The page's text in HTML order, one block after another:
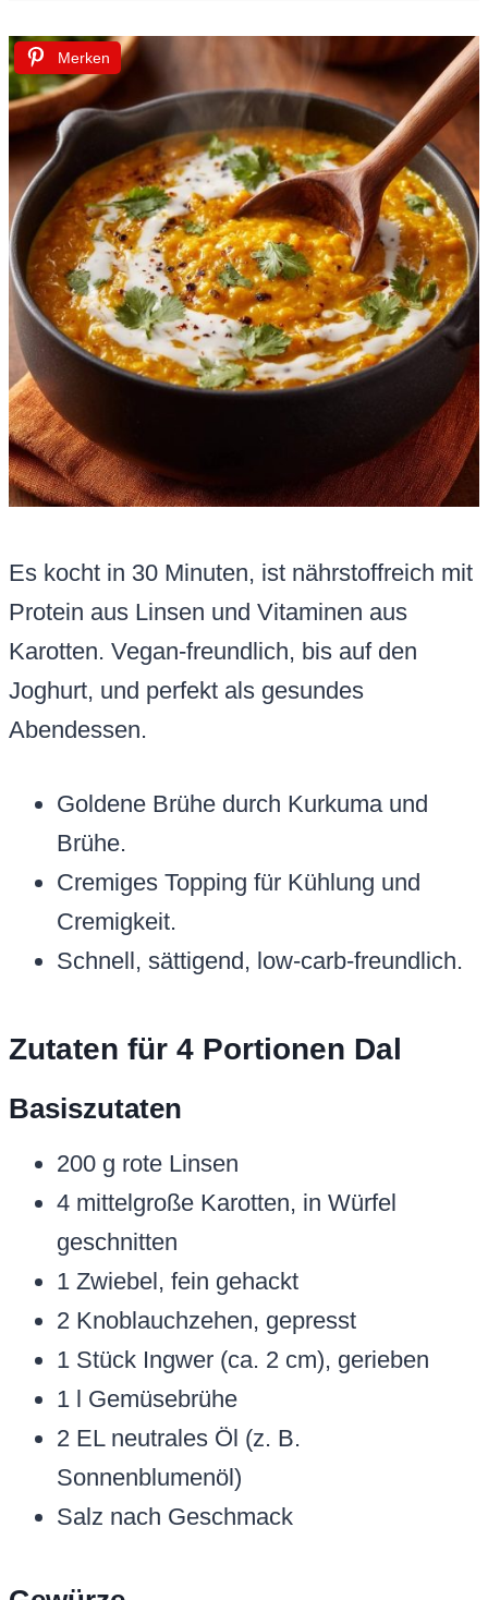
Merken
Es kocht in 30 Minuten, ist nährstoffreich mit
Protein aus Linsen und Vitaminen aus
Karotten. Vegan-freundlich, bis auf den
Joghurt, und perfekt als gesundes
Abendessen.
Goldene Brühe durch Kurkuma und
Brühe.
Cremiges Topping für Kühlung und
Cremigkeit.
Schnell, sättigend, low-carb-freundlich.
Zutaten für 4 Portionen Dal
Basiszutaten
200 g rote Linsen
4 mittelgroße Karotten, in Würfel
geschnitten
1 Zwiebel, fein gehackt
2 Knoblauchzehen, gepresst
1 Stück Ingwer (ca. 2 cm), gerieben
1 l Gemüsebrühe
2 EL neutrales Öl (z. B.
Sonnenblumenöl)
Salz nach Geschmack